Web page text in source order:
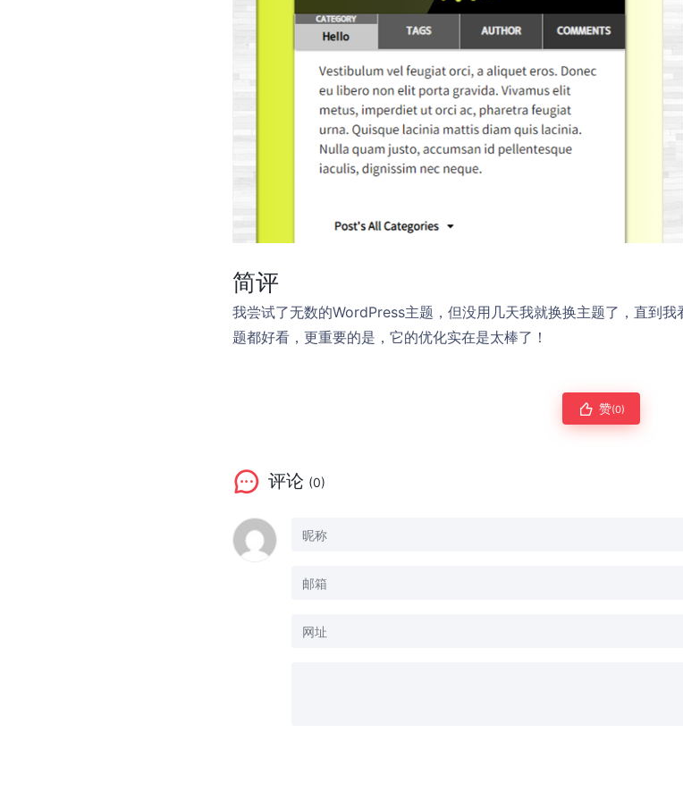
简评
我尝试了无数的WordPress主题，但没用几天我就换换主题了，直到
题都好看，更重要的是，它的优化实在是太棒了！
赞(0)
评论 (0)